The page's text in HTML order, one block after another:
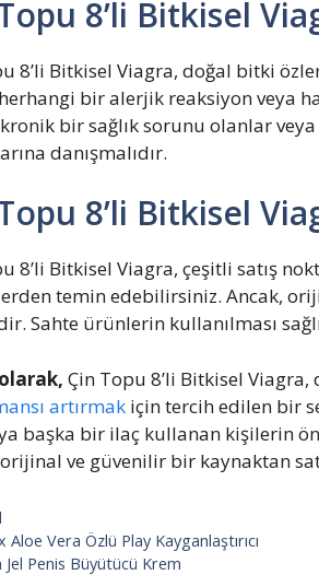
8’li Bitkisel
8’li Bitkisel Viagra, doğal bitki
bir alerjik reaksiyon veya
kronik bir sağlık sorunu olanlar
danışmalıdır.
8’li Bitkisel
8’li Bitkisel Viagra, çeşitli satış
temin edebilirsiniz. Ancak,
Sahte ürünlerin kullanılması
Çin Topu 8’li Bitkisel
artırmak için tercih edilen bir
başka bir ilaç kullanan kişilerin
ve güvenilir bir kaynaktan
Aloe Vera Özlü Play Kayganlaştırıcı
Jel Penis Büyütücü Krem